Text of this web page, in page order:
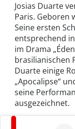
Josias Duarte
Paris. Geboren
Seine ersten
entsprechend
im Drama
brasilianischen
Duarte einige
„Apocalipse“
seine
ausgezeichnet.